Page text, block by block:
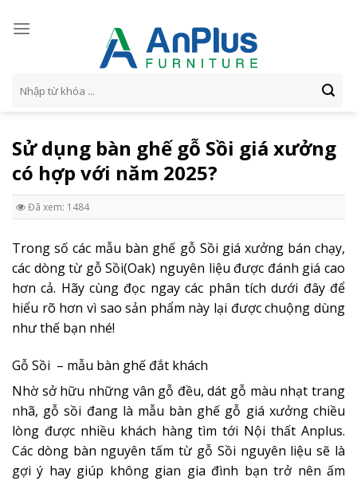
kiếm:
Sử dụng bàn ghế gỗ Sồi giá xưởng
có hợp với năm 2025?
Đã xem: 1484
Trong số các mẫu bàn ghế gỗ Sồi giá xưởng bán chạy,
các dòng từ gỗ Sồi(Oak) nguyên liệu được đánh giá cao
hơn cả. Hãy cùng đọc ngay các phân tích dưới đây để
hiểu rõ hơn vì sao sản phẩm này lại được chuộng dùng
như thế bạn nhé!
Gỗ Sồi – mẫu bàn ghế đắt khách
Nhờ sở hữu những vân gỗ đều, dát gỗ màu nhạt trang
nhã, gỗ sồi đang là mẫu bàn ghế gỗ giá xưởng chiều
lòng được nhiều khách hàng tìm tới Nội thất Anplus.
Các dòng bàn nguyên tấm từ gỗ Sồi nguyên liệu sẽ là
gợi ý hay giúp không gian gia đình bạn trở nên ấm